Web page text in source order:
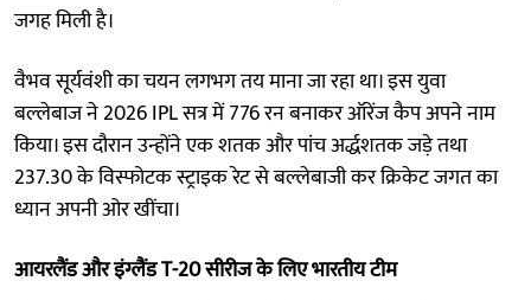
जगह मिली है।
वैभव सूर्यवंशी का चयन लगभग तय माना जा रहा था। इस युवा
बल्लेबाज ने 2026 IPL सत्र में 776 रन बनाकर ऑरेंज कैप अपने नाम
किया। इस दौरान उन्होंने एक शतक और पांच अर्द्धशतक जड़े तथा
237.30 के विस्फोटक स्ट्राइक रेट से बल्लेबाजी कर क्रिकेट जगत का
ध्यान अपनी ओर खींचा।
आयरलैंड और इंग्लैंड T-20 सीरीज के लिए भारतीय टीम